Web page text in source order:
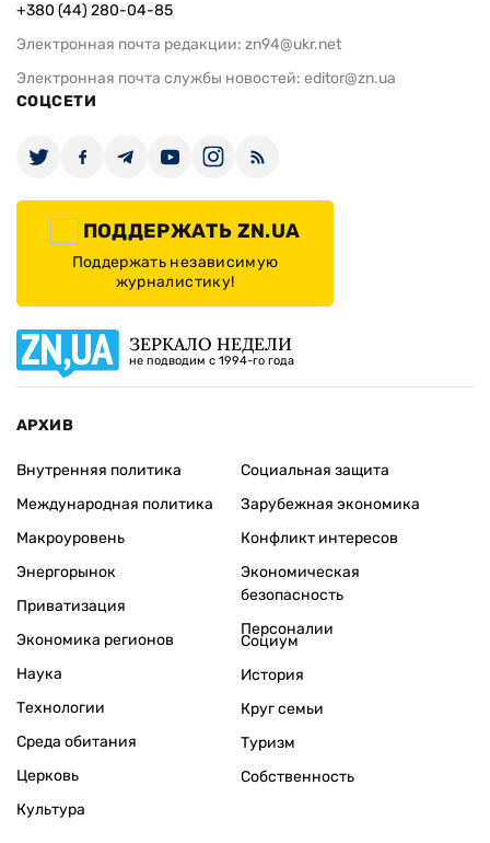
+380 (44) 280-04-85
Электронная почта редакции: zn94@ukr.net
Электронная почта службы новостей: editor@zn.ua
СОЦСЕТИ
ПОДДЕРЖАТЬ ZN.UA
Поддержать независимую
журналистику!
ЗЕРКАЛО НЕДЕЛИ
не подводим с 1994-го года
АРХИВ
Внутренняя политика
Международная политика
Макроуровень
Энергорынок
Приватизация
Экономика регионов
Социальная защита
Зарубежная экономика
Конфликт интересов
Экономическая
безопасность
Персоналии
Наука
Технологии
Среда обитания
Церковь
Культура
Социум
История
Круг семьи
Туризм
Собственность